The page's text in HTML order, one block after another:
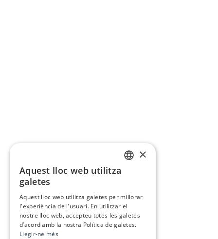
×
Aquest lloc web utilitza
galetes
Aquest lloc web utilitza galetes per millorar
l'experiència de l'usuari. En utilitzar el
nostre lloc web, accepteu totes les galetes
d’acord amb la nostra Política de galetes.
Llegir-ne més